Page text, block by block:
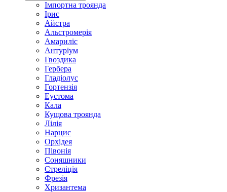
Імпортна троянда
Ірис
Айстра
Альстромерія
Амариліс
Антуріум
Гвоздика
Гербера
Гладіолус
Гортензія
Еустома
Кала
Кущова троянда
Лілія
Нарцис
Орхідея
Півонія
Соняшники
Стреліція
Фрезія
Хризантема